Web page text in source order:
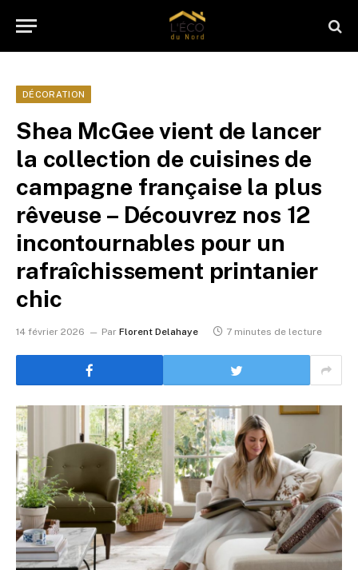
DÉCORATION
Shea McGee vient de lancer
la collection de cuisines de
campagne française la plus
rêveuse – Découvrez nos 12
incontournables pour un
rafraîchissement printanier
chic
14 février 2026 Par Florent Delahaye 7 minutes de lecture